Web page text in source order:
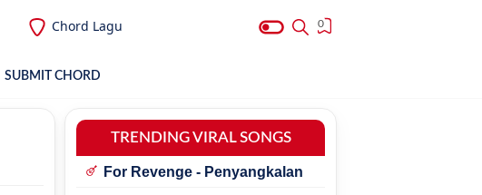
Chord Lagu 0
SUBMIT CHORD
TRENDING VIRAL SONGS
For Revenge - Penyangkalan